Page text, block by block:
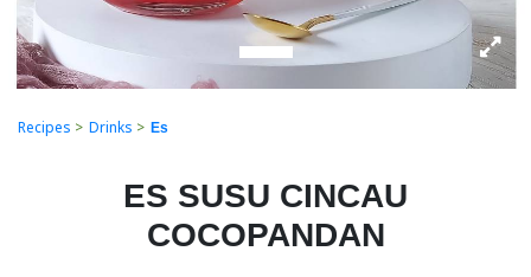
Recipes > Drinks > Es
ES SUSU CINCAU
COCOPANDAN